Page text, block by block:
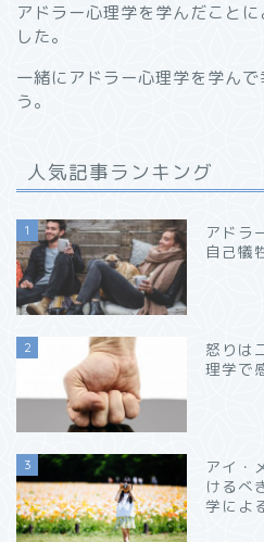
アドラー心理学を学んだこと
した。
一緒にアドラー心理学を学ん
う。
人気記事ランキング
1
アドラ
自己犠
2 怒りは
理学で
3
アイ・
けるべ
学によ